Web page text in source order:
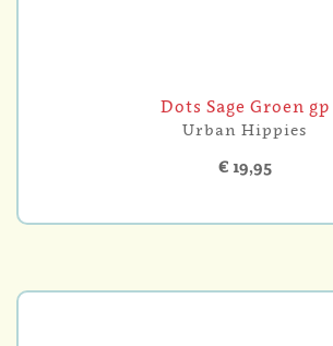
Dots Sage Groen gp
Urban Hippies
€ 19,95